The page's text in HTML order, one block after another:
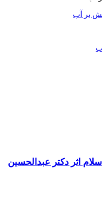
بر آب
اثر دکتر عبدالحسین